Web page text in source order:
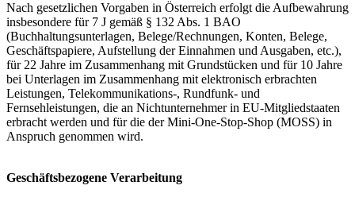
Nach gesetzlichen Vorgaben in Österreich erfolgt die Aufbewahrung
insbesondere für 7 J gemäß § 132 Abs. 1 BAO
(Buchhaltungsunterlagen, Belege/Rechnungen, Konten, Belege,
Geschäftspapiere, Aufstellung der Einnahmen und Ausgaben, etc.),
für 22 Jahre im Zusammenhang mit Grundstücken und für 10 Jahre
bei Unterlagen im Zusammenhang mit elektronisch erbrachten
Leistungen, Telekommunikations-, Rundfunk- und
Fernsehleistungen, die an Nichtunternehmer in EU-Mitgliedstaaten
erbracht werden und für die der Mini-One-Stop-Shop (MOSS) in
Anspruch genommen wird.
Geschäftsbezogene Verarbeitung